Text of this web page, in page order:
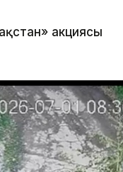
акциясы